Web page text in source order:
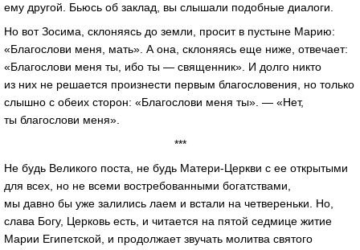
ему другой. Бьюсь об заклад, вы слышали подобные диалоги.
Но вот Зосима, склоняясь до земли, просит в пустыне Марию:
«Благослови меня, мать». А она, склоняясь еще ниже, отвечает:
«Благослови меня ты, ибо ты — священник». И долго никто
из них не решается произнести первым благословения, но только
слышно с обеих сторон: «Благослови меня ты». — «Нет,
ты благослови меня».
***
Не будь Великого поста, не будь Матери-Церкви с ее открытыми
для всех, но не всеми востребованными богатствами,
мы давно бы уже залились лаем и встали на четвереньки. Но,
слава Богу, Церковь есть, и читается на пятой седмице житие
Марии Египетской, и продолжает звучать молитва святого